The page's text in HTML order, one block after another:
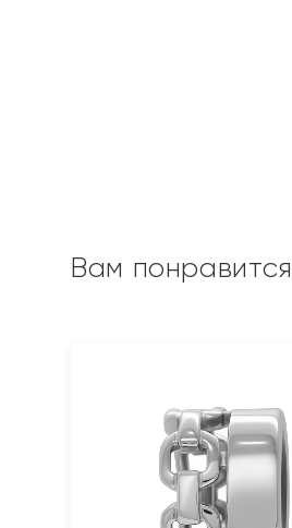
Вам понравится